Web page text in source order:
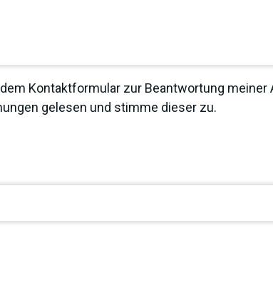
Kontaktformular zur Beantwortung meiner
gelesen und stimme dieser zu.